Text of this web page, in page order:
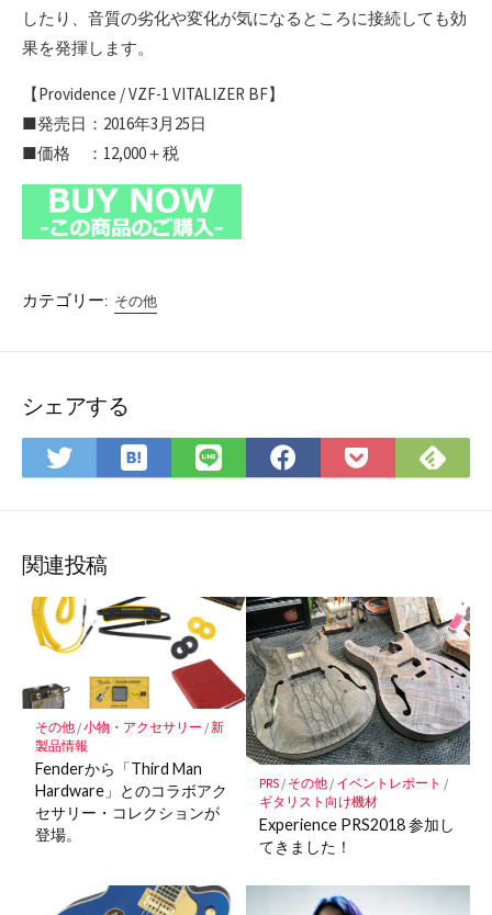
したり、音質の劣化や変化が気になるところに接続しても効
果を発揮します。
【Providence / VZF-1 VITALIZER BF】
■発売日：2016年3月25日
■価格 ：12,000＋税
カテゴリー: その他
シェアする
Twitter
で
ア
は
て
ク
マ
ー
ク
に
保
存
LINE
で
Facebook
で
Pocket
に
で
関連投稿
その他/小物・アクセサリー /新
製品情報
Fenderから「Third Man
Hardware」とのコラボアク
セサリー・コレクションが
登場。
PRS/ その他/ イベントレポート /
ギタリスト向け機材
Experience PRS2018 参加し
てきました！